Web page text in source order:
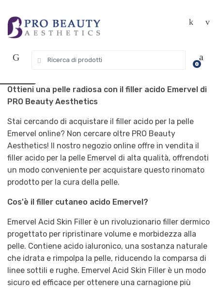
alla
navigazione
contenuto
per:
0
Ottieni una pelle radiosa con il filler acido Emervel di
PRO Beauty Aesthetics
Stai cercando di acquistare il filler acido per la pelle
Emervel online? Non cercare oltre PRO Beauty
Aesthetics! Il nostro negozio online offre in vendita il
filler acido per la pelle Emervel di alta qualità, offrendoti
un modo conveniente per acquistare questo rinomato
prodotto per la cura della pelle.
Cos'è il filler cutaneo acido Emervel?
Emervel Acid Skin Filler è un rivoluzionario filler dermico
progettato per ripristinare volume e morbidezza alla
pelle. Contiene acido ialuronico, una sostanza naturale
che idrata e rimpolpa la pelle, riducendo la comparsa di
linee sottili e rughe. Emervel Acid Skin Filler è un modo
sicuro ed efficace per ottenere una carnagione più
Coupon Code "WELCOME10"
Got it!
USD $